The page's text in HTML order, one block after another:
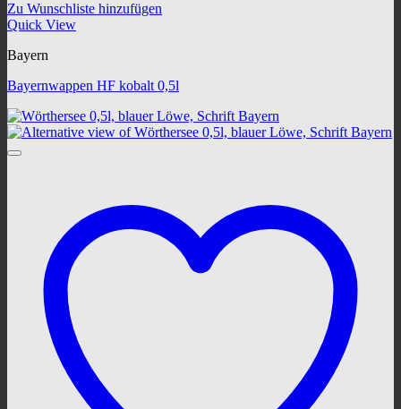
Zu Wunschliste hinzufügen
Quick View
Bayern
Bayernwappen HF kobalt 0,5l